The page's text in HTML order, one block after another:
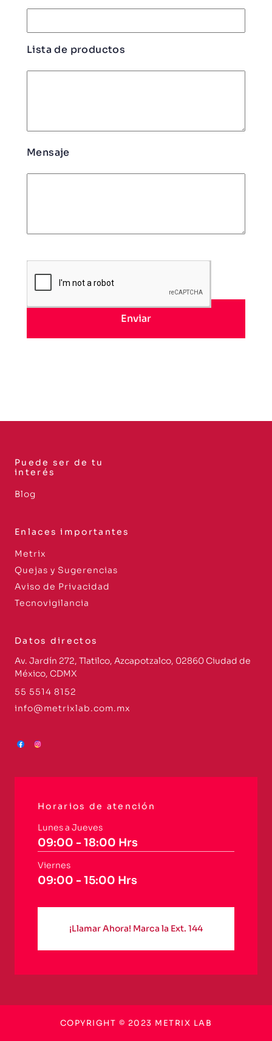
Lista de productos
Mensaje
Puede ser de tu
interés
Blog
Enlaces importantes
Metrix
Quejas y Sugerencias
Aviso de Privacidad
Tecnovigilancia
Datos directos
Av. Jardín 272, Tlatilco, Azcapotzalco, 02860 Ciudad de
México, CDMX
55 5514 8152
info@metrixlab.com.mx
Horarios de atención
Lunes a Jueves
09:00 - 18:00 Hrs
Viernes
09:00 - 15:00 Hrs
¡Llamar Ahora! Marca la Ext. 144
COPYRIGHT © 2023 METRIX LAB